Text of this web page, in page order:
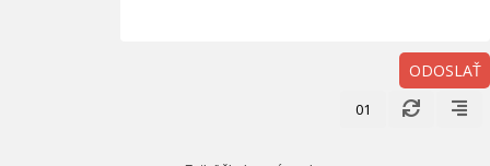
ODOSLAŤ
01